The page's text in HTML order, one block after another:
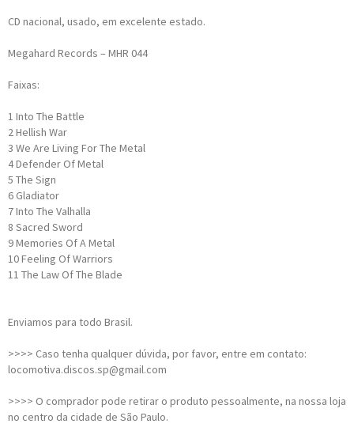
CD nacional, usado, em excelente estado.
Megahard Records – MHR 044
Faixas:
1 Into The Battle
2Hellish War
3 We Are Living For The Metal
4Defender Of Metal
5 The Sign
6 Gladiator
7Into The Valhalla
8 Sacred Sword
9Memories Of A Metal
10Feeling Of Warriors
11 The Law Of The Blade
Enviamos para todo Brasil.
>>>> Caso tenha qualquer dúvida, por favor, entre em contato:
locomotiva.discos.sp@gmail.com
>>>> O comprador pode retirar o produto pessoalmente, na nossa loja
no centro da cidade de São Paulo.